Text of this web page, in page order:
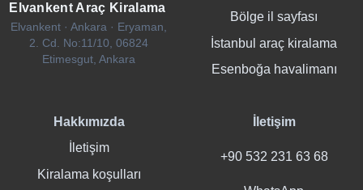
Elvankent Araç Kiralama
Elvankent · Ankara · Eryaman,
2. Cd. No:11/10, 06824
Etimesgut, Ankara
Bölge il sayfası
İstanbul araç kiralama
Esenboğa havalimanı
Hakkımızda
İletişim
Kiralama koşulları
İletişim
+90 532 231 63 68